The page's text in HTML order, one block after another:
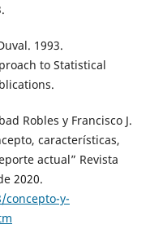
1993.
to Statistical
Robles y Francisco J.
características,
actual” Revista
2020.
y-